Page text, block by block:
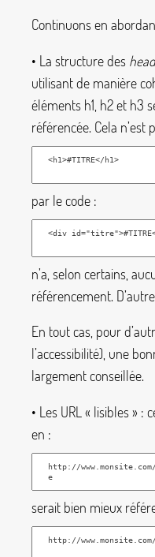
Continuons en
• La structure des
utilisant de manière
éléments h1 h2et h3
référencée. Cela n’est
par le code :
n’a, selon certains,
référencement.
En tout cas, pour
l’accessibilité), une
largement conseillée.
• Les URL « lisibles» :
en :
serait bien mieux